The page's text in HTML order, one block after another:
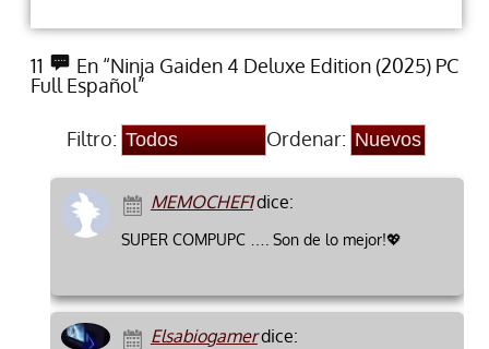
11
En “Ninja Gaiden 4 Deluxe Edition (2025) PC
Full Español”
Filtro: Ordenar:
MEMOCHEF1dice:
SUPER COMPUPC …. Son de lo mejor!💖
Elsabiogamerdice: